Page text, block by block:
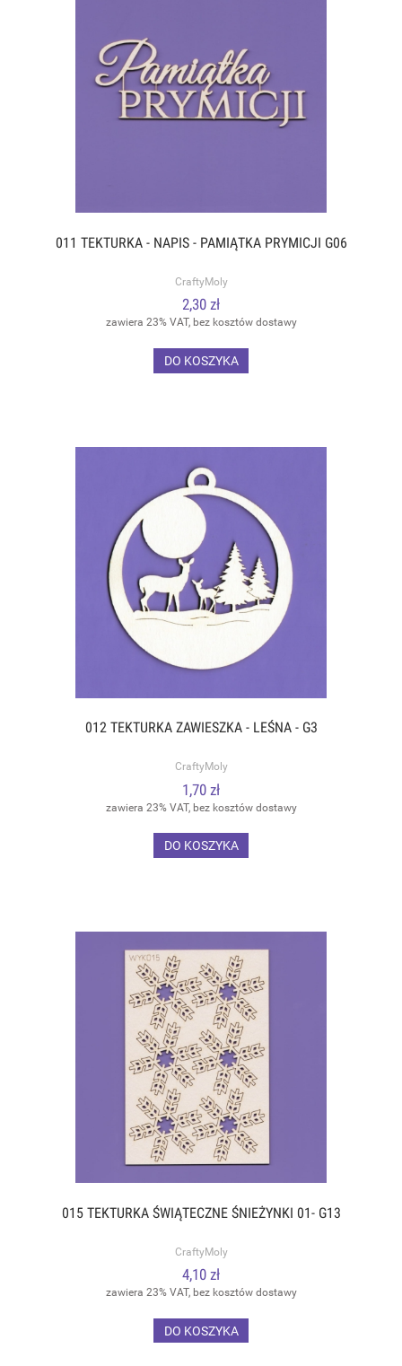
011 TEKTURKA - NAPIS - PAMIĄTKA PRYMICJI G06
CraftyMoly
2,30 zł
zawiera 23% VAT, bez kosztów dostawy
DO KOSZYKA
012 TEKTURKA ZAWIESZKA - LEŚNA - G3
CraftyMoly
1,70 zł
zawiera 23% VAT, bez kosztów dostawy
DO KOSZYKA
015 TEKTURKA ŚWIĄTECZNE ŚNIEŻYNKI 01- G13
CraftyMoly
4,10 zł
zawiera 23% VAT, bez kosztów dostawy
DO KOSZYKA